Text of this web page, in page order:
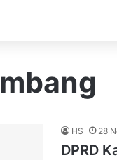
HS 28
DPRD